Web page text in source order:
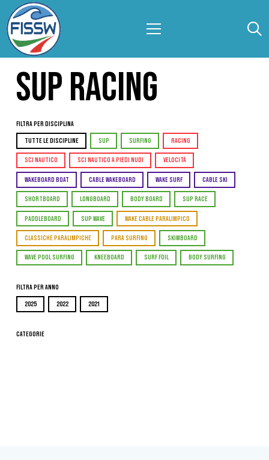
SUP RACING
Filtra per Disciplina
TUTTE LE DISCIPLINE SUP SURFING RACING
SCI NAUTICO SCI NAUTICO A PIEDI NUDI VELOCITÀ
WAKEBOARD BOAT CABLE WAKEBOARD WAKE SURF CABLE SKI
SHORTBOARD LONGBOARD BODY BOARD SUP RACE
PADDLEBOARD SUP WAVE WAKE CABLE PARALIMPICO
CLASSICHE PARALIMPICHE PARA SURFING SKIMBOARD
WAVE POOL SURFING KNEEBOARD SURF FOIL BODY SURFING
Filtra per Anno
2025 2022 2021
Categorie